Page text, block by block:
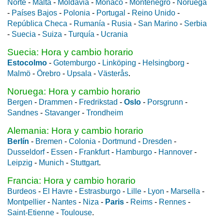
Norte - Malta - Moldavia - Mónaco - Montenegro - Noruega
- Países Bajos - Polonia - Portugal - Reino Unido -
República Checa - Rumanía - Rusia - San Marino - Serbia
- Suecia - Suiza - Turquía - Ucrania
Suecia: Hora y cambio horario
Estocolmo - Gotemburgo - Linköping - Helsingborg -
Malmö - Örebro - Upsala - Västerås.
Noruega: Hora y cambio horario
Bergen - Drammen - Fredrikstad - Oslo - Porsgrunn -
Sandnes - Stavanger - Trondheim
Alemania: Hora y cambio horario
Berlín - Bremen - Colonia - Dortmund - Dresden -
Dusseldorf- Essen - Frankfurt- Hamburgo - Hannover -
Leipzig - Munich - Stuttgart.
Francia: Hora y cambio horario
Burdeos - El Havre - Estrasburgo - Lille - Lyon - Marsella -
Montpellier - Nantes - Niza - Paris - Reims - Rennes -
Saint-Etienne - Toulouse.